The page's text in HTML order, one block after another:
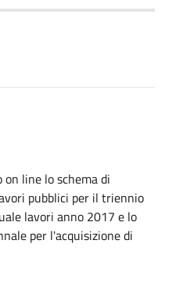
line lo schema di
pubblici per il triennio
lavori anno 2017 e lo
per l'acquisizione di